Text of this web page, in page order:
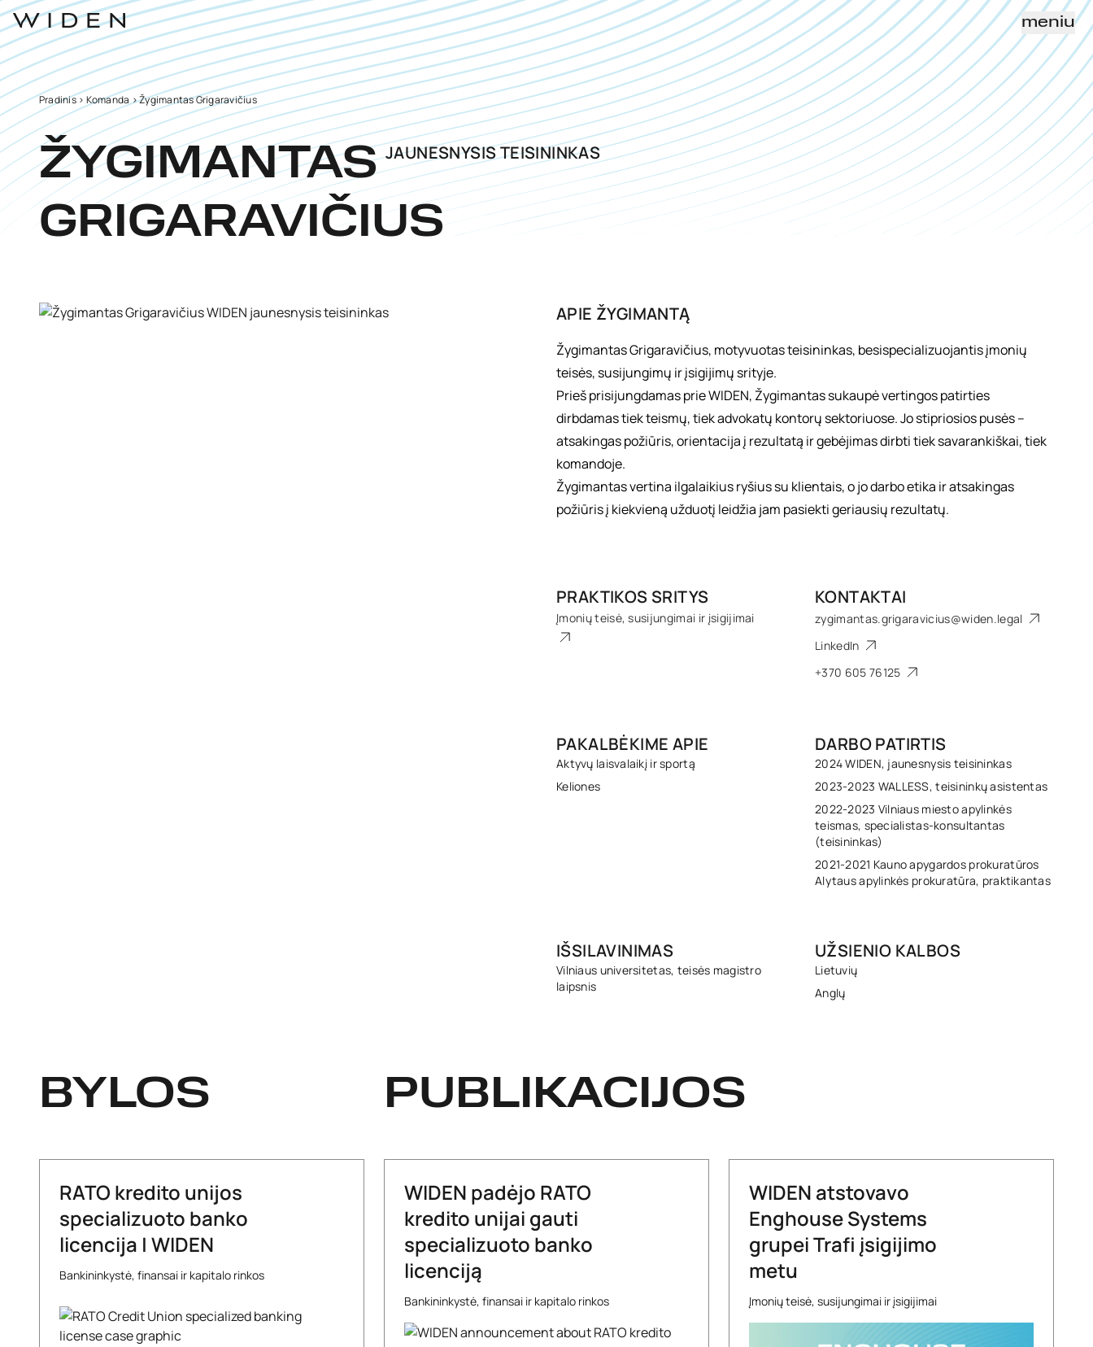
meniu
Pradinis > Komanda >Žygimantas Grigaravičius
ŽYGIMANTAS JAUNESNYSIS TEISININKAS
GRIGARAVIČIUS
APIE ŽYGIMANTĄ
Žygimantas Grigaravičius, motyvuotas teisininkas, besispecializuojantis įmonių
teisės, susijungimų ir įsigijimų srityje.
Prieš prisijungdamas prie WIDEN, Žygimantas sukaupė vertingos patirties
dirbdamas tiek teismų, tiek advokatų kontorų sektoriuose. Jo stipriosios pusės –
atsakingas požiūris, orientacija į rezultatą ir gebėjimas dirbti tiek savarankiškai, tiek
komandoje.
Žygimantas vertina ilgalaikius ryšius su klientais, o jo darbo etika ir atsakingas
požiūris į kiekvieną užduotį leidžia jam pasiekti geriausių rezultatų.
PRAKTIKOS SRITYS
Įmonių teisė, susijungimai ir įsigijimai
KONTAKTAI
zygimantas.grigaravicius@widen.legal
LinkedIn
+370 605 76125
PAKALBĖKIME APIE
Aktyvų laisvalaikį ir sportą
Keliones
DARBO PATIRTIS
2024 WIDEN, jaunesnysis teisininkas
2023-2023 WALLESS, teisininkų asistentas
2022-2023 Vilniaus miesto apylinkės
teismas, specialistas-konsultantas
(teisininkas)
2021-2021 Kauno apygardos prokuratūros
Alytaus apylinkės prokuratūra, praktikantas
IŠSILAVINIMAS
Vilniaus universitetas, teisės magistro
laipsnis
UŽSIENIO KALBOS
Lietuvių
Anglų
BYLOS PUBLIKACIJOS
RATO kredito unijos
specializuoto banko
licencija | WIDEN
Bankininkystė, finansai ir kapitalo rinkos
WIDEN padėjo RATO
kredito unijai gauti
specializuoto banko
licenciją
Bankininkystė, finansai ir kapitalo rinkos
WIDEN atstovavo
Enghouse Systems
grupei Trafi įsigijimo
metu
Įmonių teisė, susijungimai ir įsigijimai